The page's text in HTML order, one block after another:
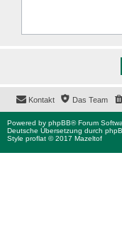
Das Team
Kontakt
Powered by phpBB® Forum
Deutsche Übersetzung durch
Style proflat © 2017 Mazeltof